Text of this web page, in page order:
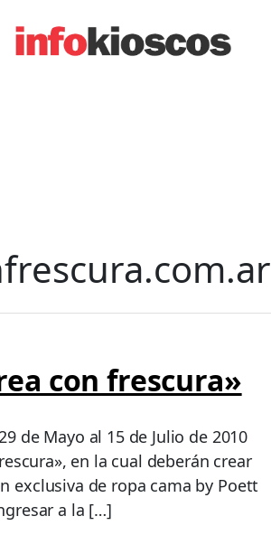
con frescura»
de Mayo al 15 de Julio de 2010
en la cual deberán crear
exclusiva de ropa cama by Poett
a la […]